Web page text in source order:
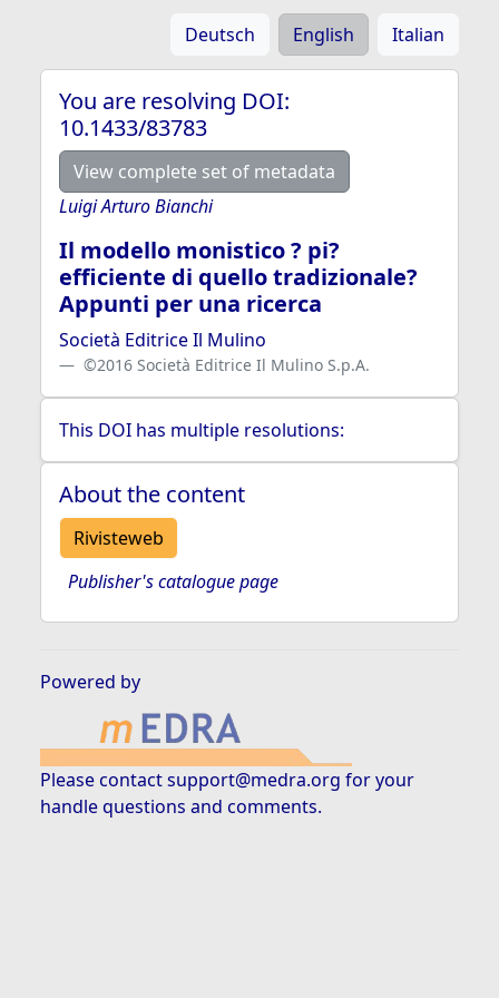
Deutsch English Italian
You are resolving DOI:
10.1433/83783
View complete set of metadata
Luigi Arturo Bianchi
Il modello monistico ? pi?
efficiente di quello tradizionale?
Appunti per una ricerca
Società Editrice Il Mulino
©2016 Società Editrice Il Mulino S.p.A.
This DOI has multiple resolutions:
About the content
Rivisteweb
Publisher's catalogue page
Powered by
Please contactsupport@medra.org for your
handle questions and comments.